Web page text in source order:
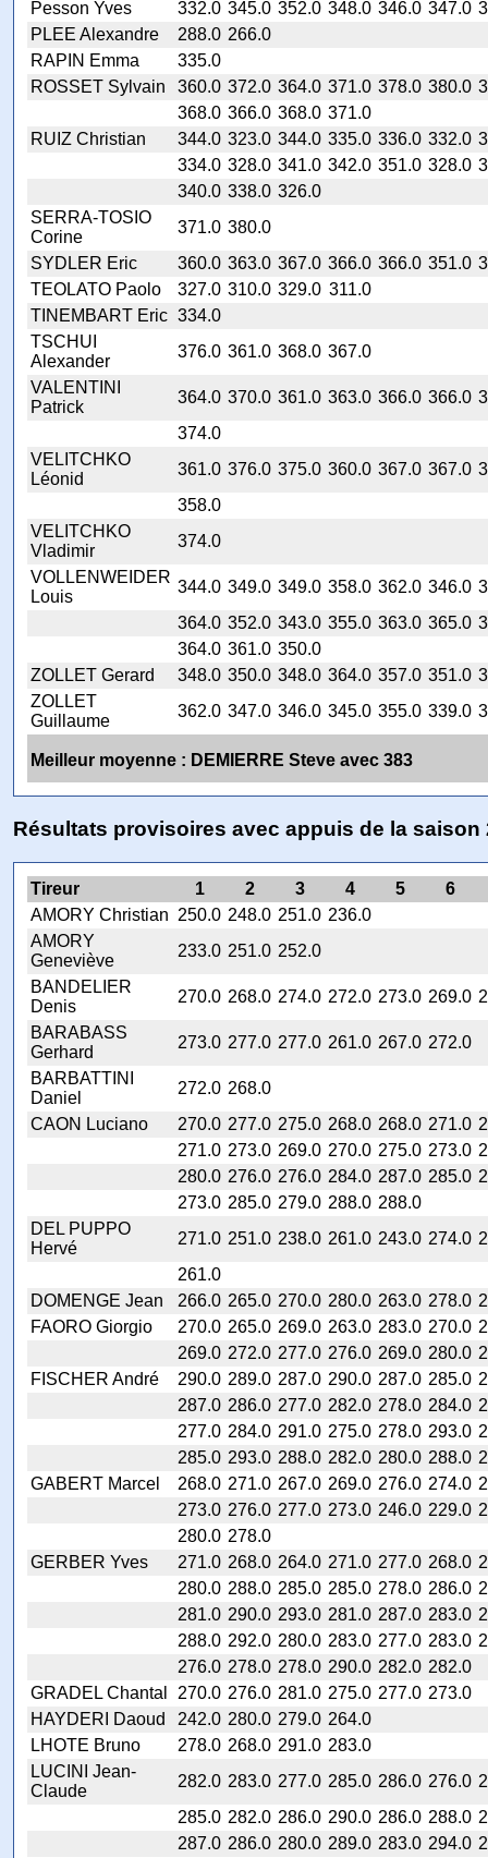
Pesson Yves 332.0 345.0 352.0 348.0 346.0 347.0
PLEE Alexandre
288.0 266.0
RAPIN Emma
335.0
ROSSET Sylvain
360.0 372.0 364.0 371.0 378.0 380.0
368.0 366.0 368.0 371.0
RUIZ Christian
344.0 323.0 344.0 335.0 336.0 332.0
334.0 328.0 341.0 342.0 351.0 328.0
340.0 338.0 326.0
SERRA-TOSIO
Corine
371.0 380.0
SYDLER Eric
360.0 363.0 367.0 366.0 366.0 351.0
TEOLATO Paolo
327.0 310.0 329.0 311.0
TINEMBART Eric 334.0
TSCHUI
Alexander
376.0 361.0 368.0 367.0
VALENTINI
Patrick
364.0 370.0 361.0 363.0 366.0 366.0
374.0
VELITCHKO
Léonid
361.0 376.0 375.0 360.0 367.0 367.0
358.0
VELITCHKO
Vladimir
374.0
VOLLENWEIDER
Louis
344.0 349.0 349.0 358.0 362.0 346.0
364.0 352.0 343.0 355.0 363.0 365.0
364.0 361.0 350.0
ZOLLET Gerard
348.0 350.0 348.0 364.0 357.0 351.0
ZOLLET
Guillaume
362.0 347.0 346.0 345.0 355.0 339.0
Meilleur moyenne : DEMIERRE Steve avec 383
Résultats provisoires avec appuis de la saison
Tireur 1 2 3 4 5
6
AMORY Christian 250.0 248.0 251.0 236.0
AMORY
Geneviève
233.0 251.0 252.0
BANDELIER
Denis
270.0 268.0 274.0 272.0 273.0 269.0
BARABASS
Gerhard
273.0 277.0 277.0 261.0 267.0 272.0
BARBATTINI
Daniel
272.0 268.0
CAON Luciano
270.0 277.0 275.0 268.0 268.0 271.0
271.0 273.0 269.0 270.0 275.0 273.0
280.0 276.0 276.0 284.0 287.0 285.0
273.0 285.0 279.0 288.0 288.0
DEL PUPPO
Hervé
271.0 251.0 238.0 261.0 243.0 274.0
261.0
DOMENGE Jean
266.0 265.0 270.0 280.0 263.0 278.0
FAORO Giorgio
270.0 265.0 269.0 263.0 283.0 270.0
269.0 272.0 277.0 276.0 269.0 280.0
FISCHER André
290.0 289.0 287.0 290.0 287.0 285.0
287.0 286.0 277.0 282.0 278.0 284.0
277.0 284.0 291.0 275.0 278.0 293.0
285.0 293.0 288.0 282.0 280.0 288.0
GABERT Marcel
268.0 271.0 267.0 269.0 276.0 274.0
273.0 276.0 277.0 273.0 246.0 229.0
280.0 278.0
GERBER Yves
271.0 268.0 264.0 271.0 277.0 268.0
280.0 288.0 285.0 285.0 278.0 286.0
281.0 290.0 293.0 281.0 287.0 283.0
288.0 292.0 280.0 283.0 277.0 283.0
276.0 278.0 278.0 290.0 282.0 282.0
GRADEL Chantal
270.0 276.0 281.0 275.0 277.0 273.0
HAYDERI Daoud
242.0 280.0 279.0 264.0
LHOTE Bruno
278.0 268.0 291.0 283.0
LUCINI Jean-
Claude
282.0 283.0 277.0 285.0 286.0 276.0
285.0 282.0 286.0 290.0 286.0 288.0
287.0 286.0 280.0 289.0 283.0 294.0